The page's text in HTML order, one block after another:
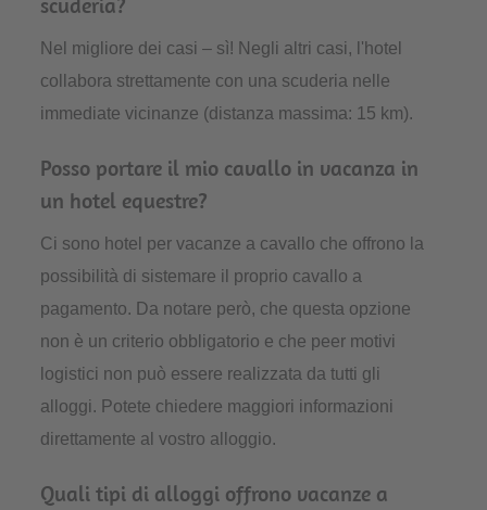
Nel migliore dei casi – sì! Negli altri casi, l'hotel
collabora strettamente con una scuderia nelle
immediate vicinanze (distanza massima: 15 km).
Posso portare il mio cavallo in vacanza in
un hotel equestre?
Ci sono hotel per vacanze a cavallo che offrono la
possibilità di sistemare il proprio cavallo a
pagamento. Da notare però, che questa opzione
non è un criterio obbligatorio e che peer motivi
logistici non può essere realizzata da tutti gli
alloggi. Potete chiedere maggiori informazioni
direttamente al vostro alloggio.
Quali tipi di alloggi offrono vacanze a